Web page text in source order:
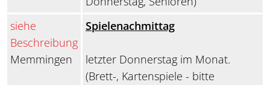
siehe
Beschreibung
Memmingen
Spielenachmittag
letzter Donnerstag im Monat.
(Brett-, Kartenspiele - bitte